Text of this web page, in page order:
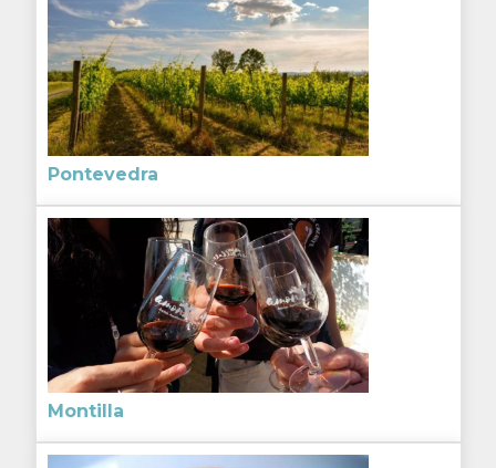
Pontevedra
Montilla